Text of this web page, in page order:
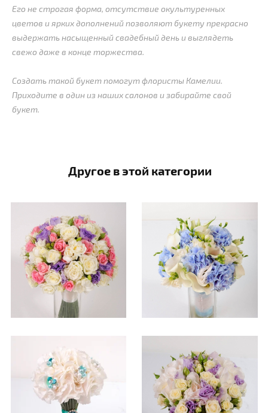
Его не строгая форма, отсутствие окультуренных
цветов и ярких дополнений позволяют букету прекрасно
выдержать насыщенный свадебный день и выглядеть
свежо даже в конце торжества.
Создать такой букет помогут флористы Камелии.
Приходите в один из наших салонов и забирайте свой
букет.
Другое в этой категории